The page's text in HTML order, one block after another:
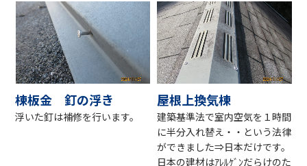
棟板金 釘の浮き
浮いた釘は補修を行います。
屋根上換気棟
建築基準法で室内空気を１時間
に半分入れ替え・・という法律
ができました⇒日本だけです。
日本の建材はｱﾚﾙｹﾞﾝだらけのた